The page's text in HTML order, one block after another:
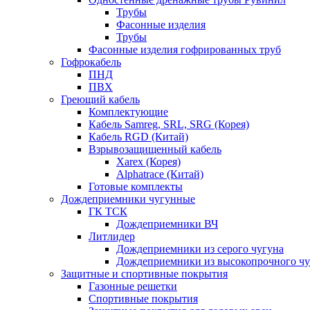
Трубы
Фасонные изделия
Трубы
Фасонные изделия гофрированных труб
Гофрокабель
ПНД
ПВХ
Греющий кабель
Комплектующие
Кабель Samreg, SRL, SRG (Корея)
Кабель RGD (Китай)
Взрывозащищенный кабель
Xarex (Корея)
Alphatrace (Китай)
Готовые комплекты
Дождеприемники чугунные
ГК ТСК
Дождеприемники ВЧ
Литлидер
Дождеприемники из серого чугуна
Дождеприемники из высокопрочного
Защитные и спортивные покрытия
Газонные решетки
Спортивные покрытия